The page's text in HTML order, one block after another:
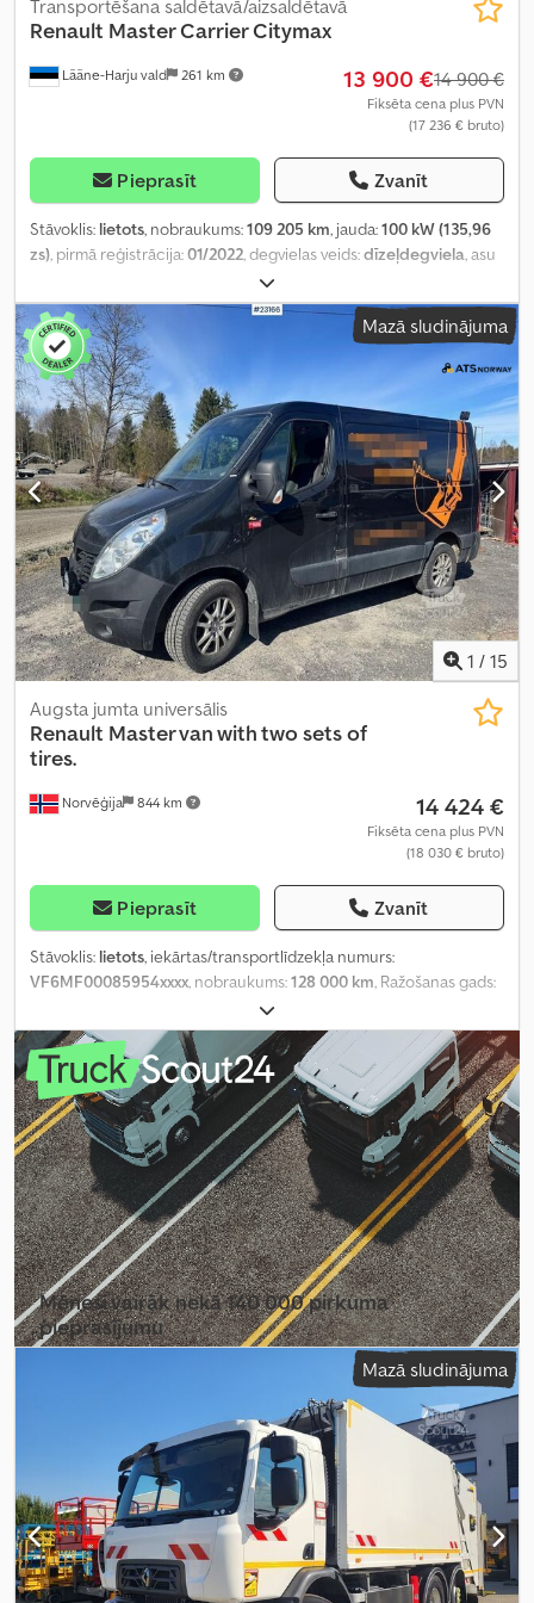
Lääne-Harju vald 261 km
Transportēšana saldētavā/aizsaldētavā
Renault Master Carrier Citymax
13 900 €14 900 €
Fiksēta cena plus PVN
(17 236 € bruto)
Pieprasīt Zvanīt
Stāvoklis: lietots, nobraukums:109 205 km, jauda:100 kW (135,96
zs) , pirmā reģistrācija:01/2022 , degvielas veids:dīzeļdegviela , asu
dīzeļdegviela
mehānisks, emisijas klase:Euro 6, kopējais garums:5 570 mm,
kopējais platums:
, kopējais augstums:2 490 mm,
Ražošanas gads:2022
centrālā atslēga, elektriskais
logu regulators, elektriski regulējams spogulis, gaisa
kondicionēšana, kruīza kontrole,
Mazā sludinājuma
1 / 15
Norvēģija 844 km
Augsta jumta universālis
Renault Master van with two sets of
tires.
14 424 €
Fiksēta cena plus PVN
(18 030 € bruto)
Pieprasīt Zvanīt
Stāvoklis: lietots, iekārtas/transportlīdzekļa numurs:
VF6MF00085954xxxx, nobraukums:128 000 km, Ražošanas gads:
Mēnesī vairāk nekā 140 000 pirkuma
pieprasījumu
Izvēlēties tirgotāja paketiMazā sludinājuma